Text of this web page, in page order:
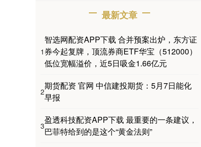
最新文章
1
智选网配资APP下载 合并预案出炉，东方证
券今起复牌，顶流券商ETF华宝（512000）
低位宽幅溢价，近5日吸金1.66亿元
2
期货配资 官网 中信建投期货：5月7日能化
早报
3
盈透科技配资APP下载 最重要的一条建议，
巴菲特给到的是这个“黄金法则”